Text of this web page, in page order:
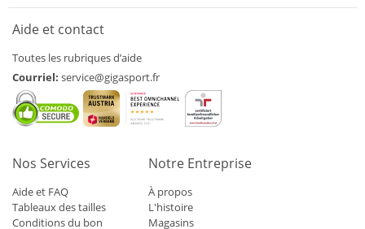
Aide et contact
Toutes les rubriques d’aide
Courriel: service@gigasport.fr
Nos Services
Aide et FAQ
Tableaux des tailles
Conditions du bon
Notre Entreprise
À propos
L'histoire
Magasins